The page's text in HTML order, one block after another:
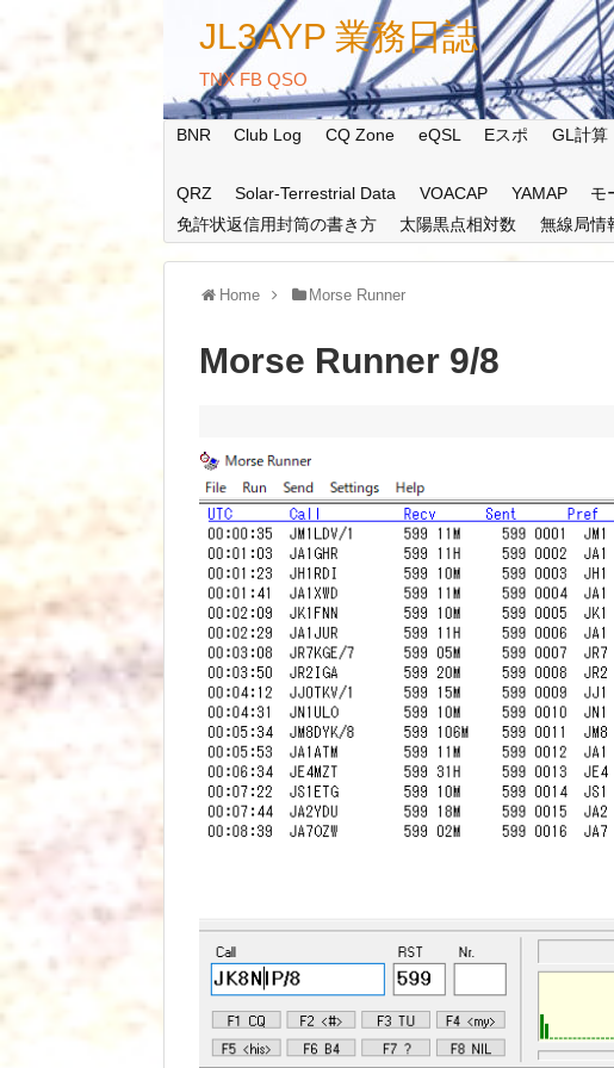
JL3AYP 業務日誌
TNX FB QSO
BNR Club Log CQ Zone eQSL Eスポ GL計算
QRZ
Solar-Terrestrial Data VOACAP YAMAP モ
免許状返信用封筒の書き方
太陽黒点相対数 無線局情
Home Morse Runner
Morse Runner 9/8